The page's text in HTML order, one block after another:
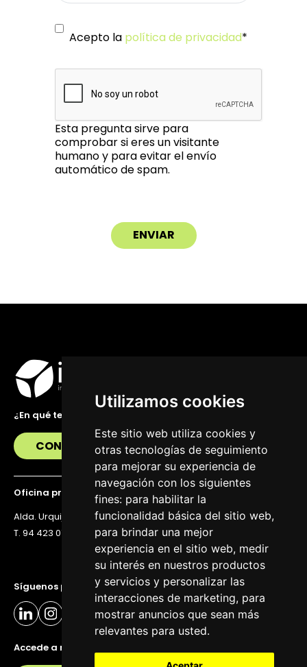
Utilizamos cookies
Este sitio web utiliza cookies y
otras tecnologías de seguimiento
para mejorar su experiencia de
navegación con los siguientes
fines: para habilitar la
funcionalidad básica del sitio web,
para brindar una mejor
experiencia en el sitio web, medir
su interés en nuestros productos
y servicios y personalizar las
interacciones de marketing, para
mostrar anuncios que sean más
relevantes para usted.
Acepto la política de privacidad*
Esta pregunta sirve para
comprobar si eres un visitante
humano y para evitar el envío
automático de spam.
Síguenos para estar al día
Accede a nuestra newsletter
¿En qué te podemos ayudar?
CONTÁCTANOS
Oficina principal
Alda. Urquijo 36, 6ª planta, 48011 Bilbao
T. 94 423 07 43